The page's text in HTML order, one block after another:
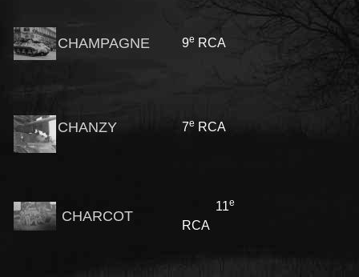
CHAMPAGNE 9e RCA
CHANZY 7e RCA
CHARCOT
11e
RCA